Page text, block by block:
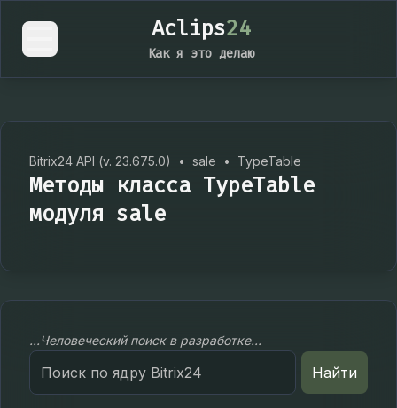
Aclips24
Как я это делаю
Bitrix24 API (v. 23.675.0) • sale • TypeTable
Методы класса TypeTable
модуля sale
...Человеческий поиск в разработке...
Search
for:
Найти